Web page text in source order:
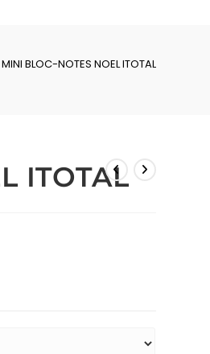
MINI BLOC-NOTES NOEL ITOTAL
ITOTAL